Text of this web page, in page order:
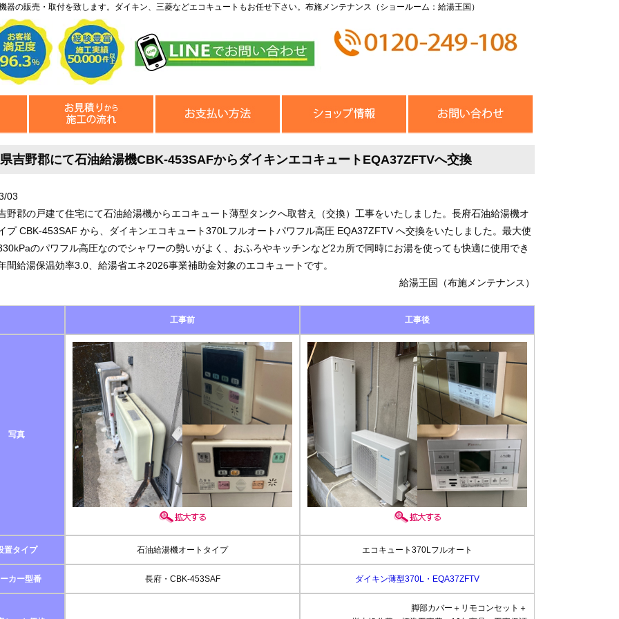
の販売・取付を致します。ダイキン、三菱などエコキュートもお任せ下さい。布施メンテナンス（ショールーム：給湯王国）
吉野郡にて石油給湯機CBK-453SAFからダイキンエコキュートEQA37ZFTVへ交換
03
野郡の戸建て住宅にて石油給湯機からエコキュート薄型タンクへ取替え（交換）工事をいたしました。長府石油給湯機オ
プ CBK-453SAF から、ダイキンエコキュート370Lフルオートパワフル高圧 EQA37ZFTV へ交換をいたしました。最大使
のパワフル高圧なのでシャワーの勢いがよく、おふろやキッチンなど2カ所で同時にお湯を使っても快適に使用でき
間給湯保温効率3.0、給湯省エネ2026事業補助金対象のエコキュートです。
給湯王国（布施メンテナンス）
工事前 工事後
写真
置タイプ 石油給湯機オートタイプ エコキュート370Lフルオート
カー型番 長府・CBK-453SAF ダイキン薄型370L・EQA37ZFTV
脚部カバー＋リモコンセット＋